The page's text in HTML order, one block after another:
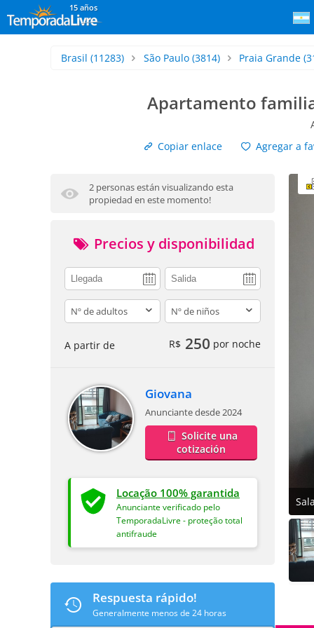
15 años
Brasil (11283) São Paulo(3814) Praia Grande
Apartamento
Copiar enlace
Agregar a
2 personas están visualizando esta
propiedad en este momento!
Precios y disponibilidad
adults children
A partir de R$ 250 por noche
Giovana
Anunciante desde 2024
Solicite una
cotización
Locação 100% garantida
Anunciante verificado pelo
TemporadaLivre - proteção total
antifraude
Respuesta rápido!
Generalmente menos de 24 horas